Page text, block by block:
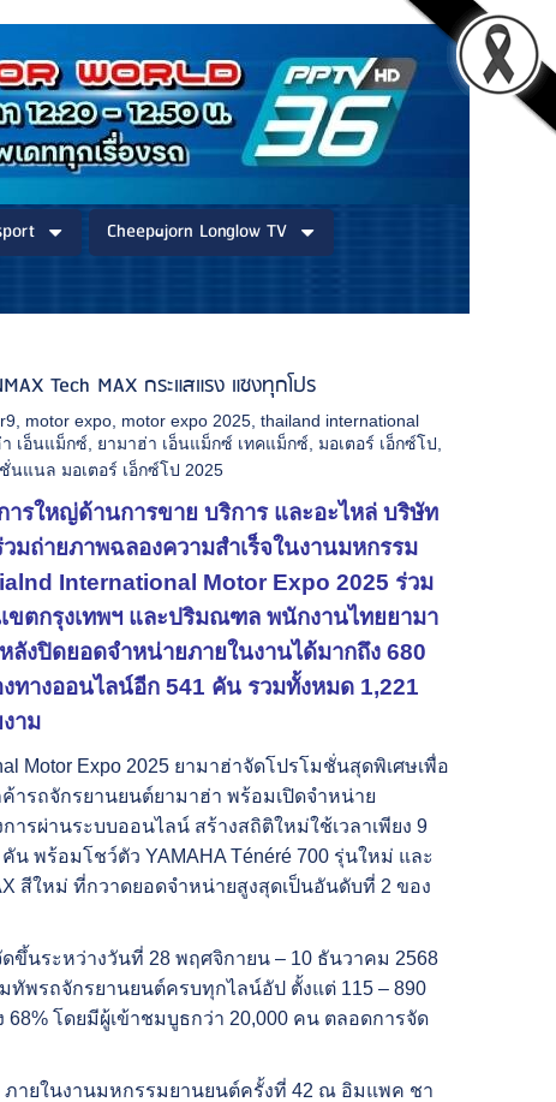
Cheepajorn Longlow TV
Tech MAX กระแสแรง แซงทุกโปร
motor expo motor expo 2025 ,thailand international
เอ็นแม็กซ์ ยามาฮ่า เอ็นแม็กซ์ เทคแม็กซ์ ,มอเตอร์ เอ็กซ์โป
นแนล มอเตอร์ เอ็กซ์โป 2025
ารใหญ่ด้านการขาย บริการ และอะไหล่ บริษัท
มถ่ายภาพฉลองความสำเร็จในงานมหกรรม
International Motor Expo 2025 ร่วม
ขตกรุงเทพฯ และปริมณฑล พนักงานไทยยามา
ลังปิดยอดจำหน่ายภายในงานได้มากถึง 680
ทางออนไลน์อีก 541 คัน รวมทั้งหมด 1,221
าม
Motor Expo 2025 ยามาฮ่าจัดโปรโมชั่นสุดพิเศษเพื่อ
ารถจักรยานยนต์ยามาฮ่า พร้อมเปิดจำหน่าย
การผ่านระบบออนไลน์ สร้างสถิติใหม่ใช้เวลาเพียง 9
น พร้อมโชว์ตัว YAMAHA Ténéré 700 รุ่นใหม่ และ
สีใหม่ ที่กวาดยอดจำหน่ายสูงสุดเป็นอันดับที่ 2 ของ
ขึ้นระหว่างวันที่ 28 พฤศจิกายน – 10 ธันวาคม 2568
ทัพรถจักรยานยนต์ครบทุกไลน์อัป ตั้งแต่ 115 – 890
โดยมีผู้เข้าชมบูธกว่า 20,000 คน ตลอดการจัด
ภายในงานมหกรรมยานยนต์ครั้งที่ 42 ณ อิมแพค ชา